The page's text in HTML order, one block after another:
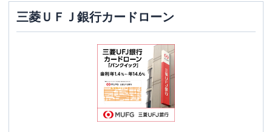
三菱ＵＦＪ銀行カードローン